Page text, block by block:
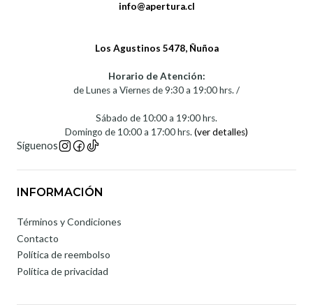
info@apertura.cl
Los Agustinos 5478, Ñuñoa
Horario de Atención:
de Lunes a Viernes de 9:30 a 19:00 hrs. /
Sábado de 10:00 a 19:00 hrs.
Domingo de 10:00 a 17:00 hrs.(ver detalles)
Síguenos
INFORMACIÓN
Términos y Condiciones
Contacto
Política de reembolso
Política de privacidad